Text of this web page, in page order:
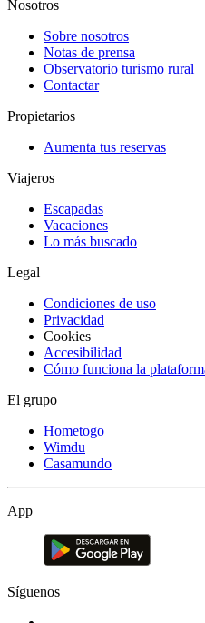
Nosotros
Sobre nosotros
Notas de prensa
Observatorio turismo rural
Contactar
Propietarios
Aumenta tus reservas
Viajeros
Escapadas
Vacaciones
Lo más buscado
Legal
Condiciones de uso
Privacidad
Cookies
Accesibilidad
Cómo funciona la
El grupo
Hometogo
Wimdu
Casamundo
App
Síguenos